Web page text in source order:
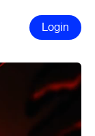
Login